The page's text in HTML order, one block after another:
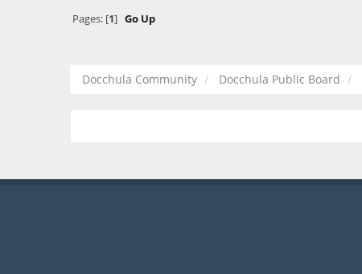
Pages: [1] Go Up
Docchula Community Docchula Public Board